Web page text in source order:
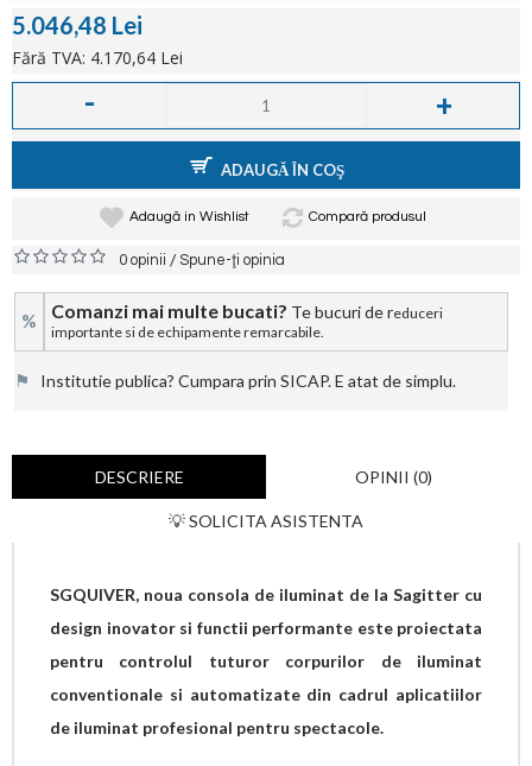
5.046,48 Lei
Fără TVA: 4.170,64 Lei
- +
ADAUGĂ ÎN COŞ
Adaugă in Wishlist Compară produsul
0 opinii /Spune-ţi opinia
% Comanzi mai multe bucati? Te bucuri de reduceri
importante si de echipamente remarcabile.
⚑ Institutie publica? Cumpara prin SICAP. E atat de simplu.
DESCRIERE OPINII (0)
💡 SOLICITA ASISTENTA
SGQUIVER, noua consola de iluminat de la Sagitter cu
design inovator si functii performante este proiectata
pentru controlul tuturor corpurilor de iluminat
conventionale si automatizate din cadrul aplicatiilor
de iluminat profesional pentru spectacole.